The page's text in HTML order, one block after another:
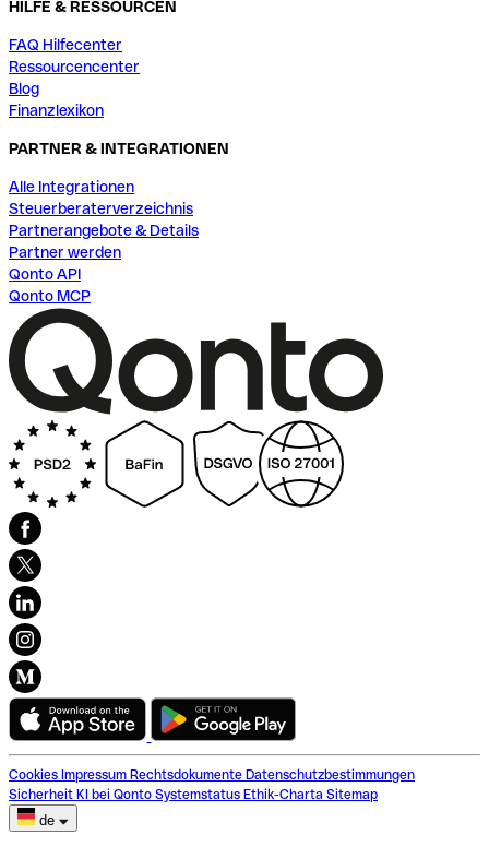
HILFE & RESSOURCEN
FAQ Hilfecenter
Ressourcencenter
Blog
Finanzlexikon
PARTNER & INTEGRATIONEN
Alle Integrationen
Steuerberaterverzeichnis
Partnerangebote & Details
Partner werden
Qonto API
Qonto MCP
Cookies Impressum Rechtsdokumente Datenschutzbestimmungen
Sicherheit KI bei Qonto Systemstatus Ethik-Charta Sitemap
de